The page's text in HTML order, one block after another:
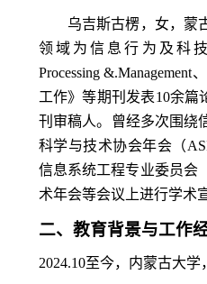
乌吉斯古楞，女，蒙
领域为信息行为及科
Processing &.Management
工作》等期刊发表10余篇
刊审稿人。曾经多次围绕
科学与技术协会年会（
信息系统工程专业委员会
术年会等会议上进行学术
二、教育背景与工作
2024.10至今，内蒙古大学